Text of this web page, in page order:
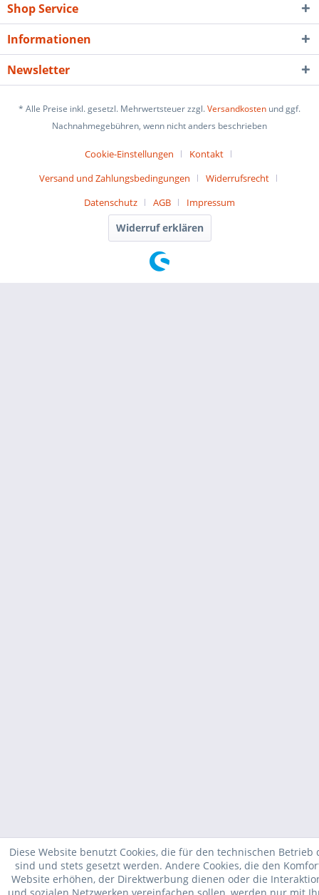
Shop Service
Informationen
Newsletter
* Alle Preise inkl. gesetzl. Mehrwertsteuer zzgl.Versandkosten und ggf.
Nachnahmegebühren, wenn nicht anders beschrieben
Cookie-Einstellungen
Kontakt
Versand und Zahlungsbedingungen
Widerrufsrecht
Datenschutz
AGB Impressum
Widerruf erklären
Diese Website benutzt Cookies, die für den technischen
sind und stets gesetzt werden. Andere Cookies, die den
Website erhöhen, der Direktwerbung dienen oder die